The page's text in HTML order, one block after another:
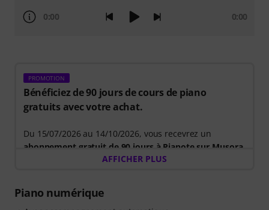
0:00 0:00
PROMOTION
Bénéficiez de 90 jours de cours de piano
gratuits avec votre achat.
Du 15/07/2026 au 14/10/2026, vous recevrez un
abonnement gratuit de 90 jours à Pianote sur Musora.
Optimisez votre apprentissage du piano grâce à un
exercices à réaliser. Vous passerez ainsi moins de
temps à vous demander par où commencer et plus de
AFFICHER PLUS
Piano numérique